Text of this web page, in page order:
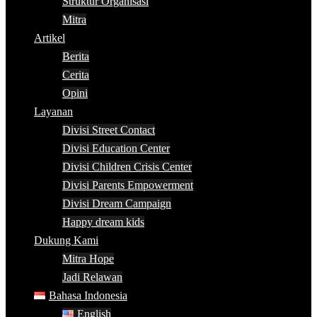
Mitra
Artikel
Berita
Cerita
Opini
Layanan
Divisi Street Contact
Divisi Education Center
Divisi Children Crisis Center
Divisi Parents Empowerment
Divisi Dream Campaign
Happy dream kids
Dukung Kami
Mitra Hope
Jadi Relawan
Bahasa Indonesia
English